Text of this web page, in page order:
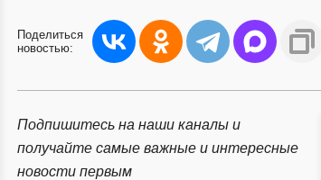
Поделиться
новостью:
Подпишитесь на наши каналы и
получайте самые важные и интересные
новости первым